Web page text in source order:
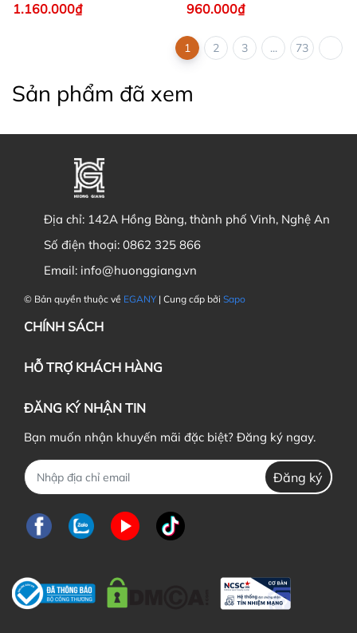
1.160.000₫ 960.000₫
1 2 3 ... 73
Sản phẩm đã xem
Địa chỉ: 142A Hồng Bàng, thành phố Vinh, Nghệ An
Số điện thoại: 0862 325 866
Email: info@huonggiang.vn
© Bản quyền thuộc về EGANY | Cung cấp bởi Sapo
CHÍNH SÁCH
HỖ TRỢ KHÁCH HÀNG
ĐĂNG KÝ NHẬN TIN
Bạn muốn nhận khuyến mãi đặc biệt? Đăng ký ngay.
Đăng ký